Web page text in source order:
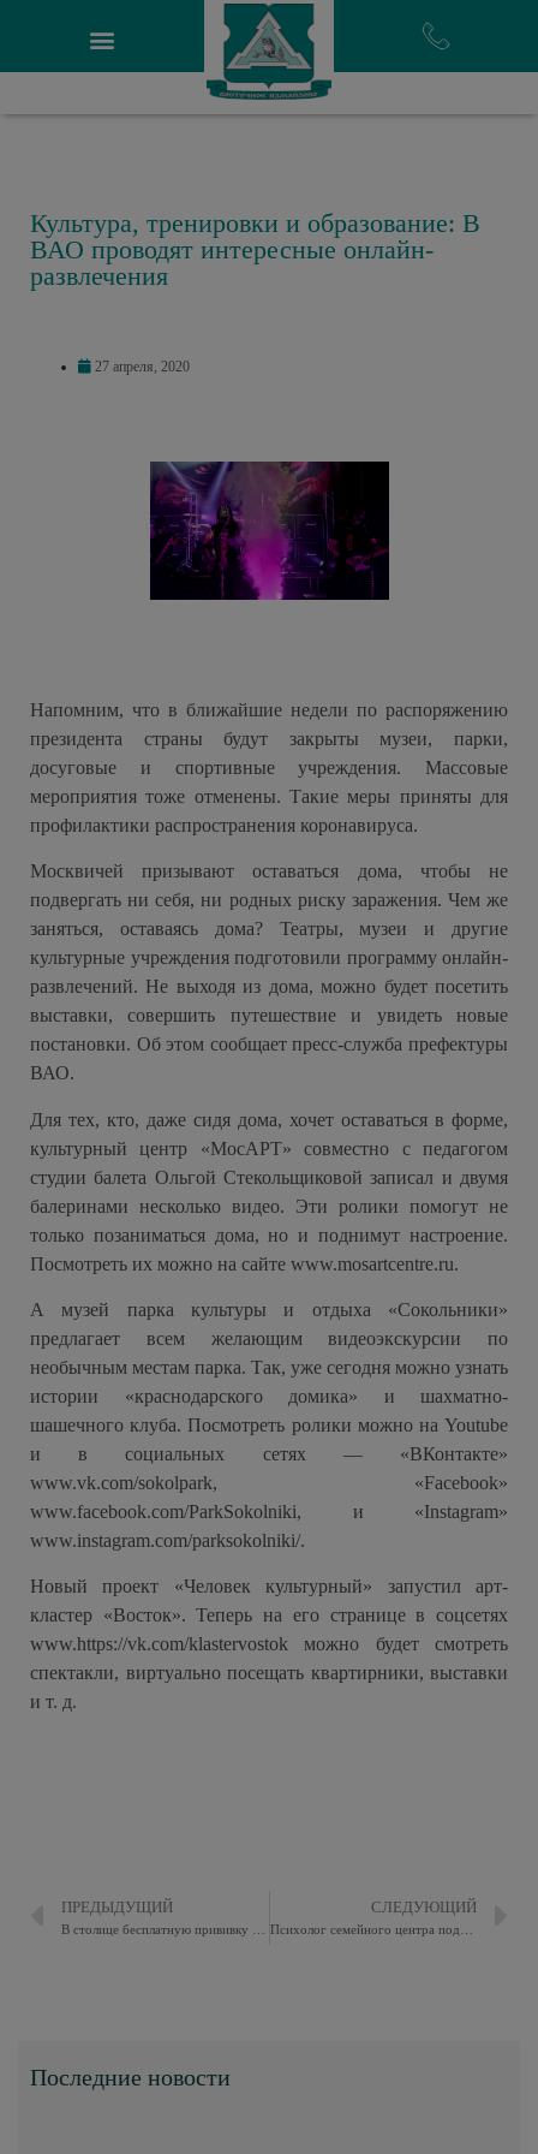
Культура, тренировки и образование: В
ВАО проводят интересные онлайн-
развлечения
27 апреля, 2020
Напомним, что в ближайшие недели по распоряжению
президента страны будут закрыты музеи, парки,
досуговые и спортивные учреждения. Массовые
мероприятия тоже отменены. Такие меры приняты для
профилактики распространения коронавируса.
Москвичей призывают оставаться дома, чтобы не
подвергать ни себя, ни родных риску заражения. Чем же
заняться, оставаясь дома? Театры, музеи и другие
культурные учреждения подготовили программу онлайн-
развлечений. Не выходя из дома, можно будет посетить
выставки, совершить путешествие и увидеть новые
постановки. Об этом сообщает пресс-служба префектуры
ВАО.
Для тех, кто, даже сидя дома, хочет оставаться в форме,
культурный центр «МосАРТ» совместно с педагогом
студии балета Ольгой Стекольщиковой записал и двумя
балеринами несколько видео. Эти ролики помогут не
только позаниматься дома, но и поднимут настроение.
Посмотреть их можно на сайте www.mosartcentre.ru.
А музей парка культуры и отдыха «Сокольники»
предлагает всем желающим видеоэкскурсии по
необычным местам парка. Так, уже сегодня можно узнать
истории «краснодарского домика» и шахматно-
шашечного клуба. Посмотреть ролики можно на Youtube
и в социальных сетях — «ВКонтакте»
www.vk.com/sokolpark, «Facebook»
www.facebook.com/ParkSokolniki, и «Instagram»
www.instagram.com/parksokolniki/.
Новый проект «Человек культурный» запустил арт-
кластер «Восток». Теперь на его странице в соцсетях
www.https://vk.com/klastervostok можно будет смотреть
спектакли, виртуально посещать квартирники, выставки
и т. д.
ПРЕДЫДУЩИЙ СЛЕДУЮЩИЙ
Последние новости